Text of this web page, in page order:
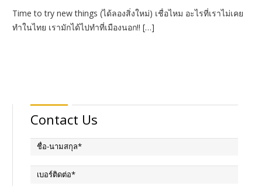
Time to try new things (ได้ลองสิ่งใหม่) เชื่อไหม อะไรที่เราไม่เคย
ทำในไทย เรามักได้ไปทำที่เมืองนอก!! […]
Contact Us